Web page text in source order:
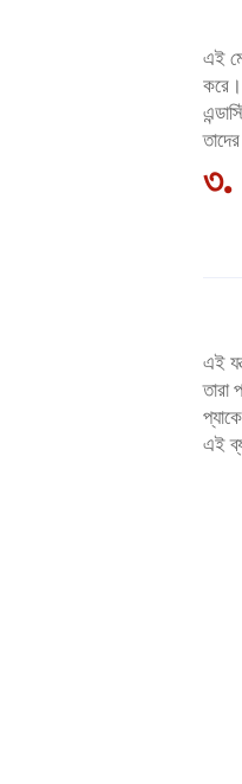
এই
করে।
৩.
এই
তারা
এই